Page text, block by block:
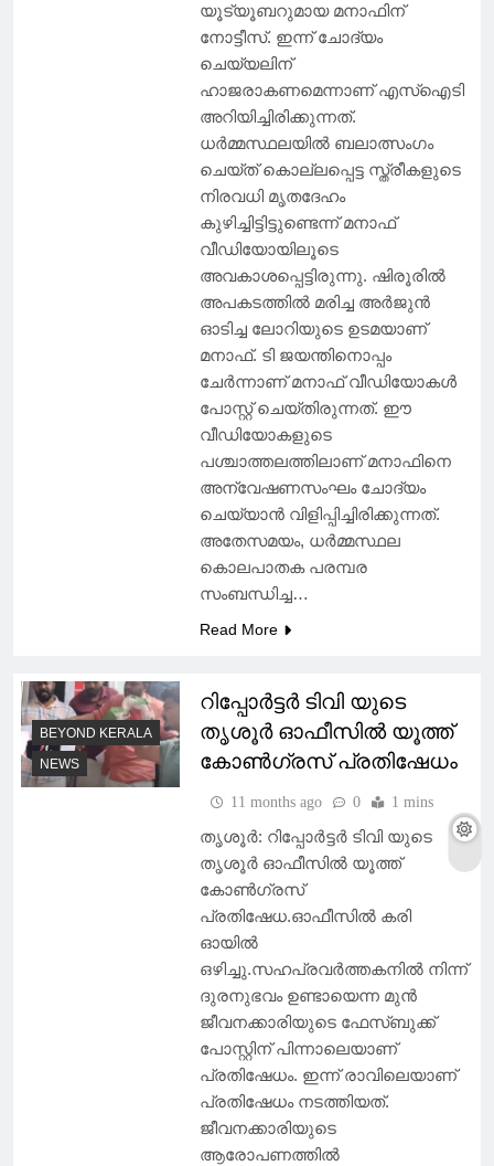
യൂട്യൂബറുമായ മനാഫിന്
നോട്ടീസ്. ഇന്ന് ചോദ്യം
ചെയ്യലിന്
ഹാജരാകണമെന്നാണ് എസ്ഐടി
അറിയിച്ചിരിക്കുന്നത്.
ധർമ്മസ്ഥലയിൽ ബലാത്സംഗം
ചെയ്ത് കൊല്ലപ്പെട്ട സ്ത്രീകളുടെ
നിരവധി മൃതദേഹം
കുഴിച്ചിട്ടിട്ടുണ്ടെന്ന് മനാഫ്
വീഡിയോയിലൂടെ
അവകാശപ്പെട്ടിരുന്നു. ഷിരൂരിൽ
അപകടത്തിൽ മരിച്ച അർജുൻ
ഓടിച്ച ലോറിയുടെ ഉടമയാണ്
മനാഫ്. ടി ജയന്തിനൊപ്പം
ചേർന്നാണ് മനാഫ് വീഡിയോകൾ
പോസ്റ്റ് ചെയ്തിരുന്നത്. ഈ
വീഡിയോകളുടെ
പശ്ചാത്തലത്തിലാണ് മനാഫിനെ
അന്വേഷണസംഘം ചോദ്യം
ചെയ്യാൻ വിളിപ്പിച്ചിരിക്കുന്നത്.
അതേസമയം, ധർമ്മസ്ഥല
കൊലപാതക പരമ്പര
സംബന്ധിച്ച…
Read More
BEYOND KERALA
NEWS
റിപ്പോർട്ടർ ടിവി യുടെ
തൃശൂർ ഓഫീസിൽ യൂത്ത്
കോൺഗ്രസ് പ്രതിഷേധം
11 months ago 0 1 mins
തൃശൂർ: റിപ്പോർട്ടർ ടിവി യുടെ
തൃശൂർ ഓഫീസിൽ യൂത്ത്
കോൺഗ്രസ്
പ്രതിഷേധ.ഓഫീസിൽ കരി
ഓയിൽ
ഒഴിച്ചു.സഹപ്രവർത്തകനിൽ നിന്ന്
ദുരനുഭവം ഉണ്ടായെന്ന മുൻ
ജീവനക്കാരിയുടെ ഫേസ്ബുക്ക്
പോസ്റ്റിന് പിന്നാലെയാണ്
പ്രതിഷേധം. ഇന്ന് രാവിലെയാണ്
പ്രതിഷേധം നടത്തിയത്.
ജീവനക്കാരിയുടെ
ആരോപണത്തില്‍